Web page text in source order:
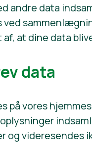
andre data
at dine data
data
på vores
og videresendes